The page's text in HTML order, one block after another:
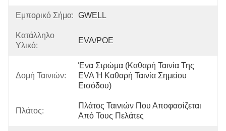
Εμπορικό Σήμα: GWELL
Κατάλληλο
Υλικό:
EVA/POE
Δομή Ταινιών:
Ένα Στρώμα (καθαρή Ταινία Της
EVA Ή Καθαρή Ταινία Σημείου
Εισόδου)
Πλάτος:
Πλάτος Ταινιών Που Αποφασίζεται
Από Τους Πελάτες